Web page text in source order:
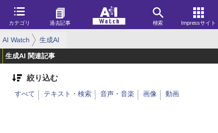
カテゴリ 過去記事 検索 Impressサイト
AI Watch 生成AI
生成AI 関連記事
絞り込む
すべて テキスト・検索 音声・音楽 画像 動画